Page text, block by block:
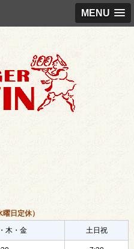
MENU
日定休）
木・金
土日祝